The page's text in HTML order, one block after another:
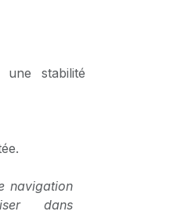
stabilité
navigation
dans